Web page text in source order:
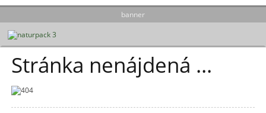
banner
Stránka nenájdená ...